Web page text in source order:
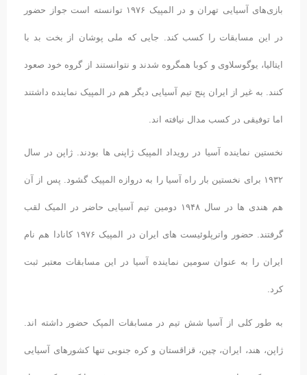
بازی‌های آسیایی تهران و در المپیک ۱۹۷۶ توانسته است جواز حضور
در این مسابقات را کسب کند. جایی که ملی پوشان از بخت بد با
ایتالیا، یوگوسلاوی و کوبا همگروه شدند و نتوانستند از گروه خود صعود
کنند. به غیر از ایران پنج تیم آسیایی دیگر هم در المپیک نماینده داشتند
اما توفیقی در کسب مدال نیافته اند.
نخستین نماینده آسیا در رویداد المپیک ژاپنی ها بودند. ژاپن در سال
۱۹۳۲ برای نخستین بار راه آسیا را به دروازه المپیک گشود. پس از آن
هم هندی ها در سال ۱۹۴۸ دومین تیم آسیایی حاضر در المیک لقب
گرفتند. حضور واترپلوئیست های ایران در المپیک ۱۹۷۶ کانادا هم نام
ایران را به عنوان سومین نماینده آسیا در این مسابقات معتبر ثبت
کرد.
به طور کلی از آسیا شش تیم در مسابقات المپک حضور داشته اند.
ژاپن، هند، ایران، چین، قزاقستان و کره جنوبی تنها کشورهای آسیایی